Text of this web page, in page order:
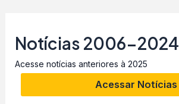
Notícias 2006-2024
Acesse notícias anteriores à 2025
Acessar Notícias